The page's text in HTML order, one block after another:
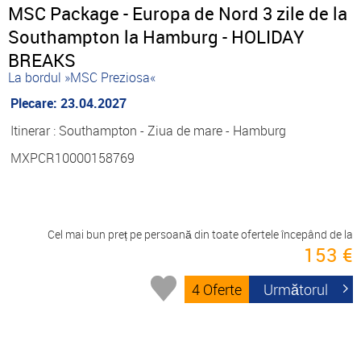
MSC Package - Europa de Nord 3 zile de la
Southampton la Hamburg - HOLIDAY
BREAKS
La bordul »MSC Preziosa«
Plecare: 23.04.2027
Itinerar : Southampton - Ziua de mare - Hamburg
MXPCR10000158769
Cel mai bun preț pe persoană din toate ofertele începând de la
153 €
4 Oferte Următorul